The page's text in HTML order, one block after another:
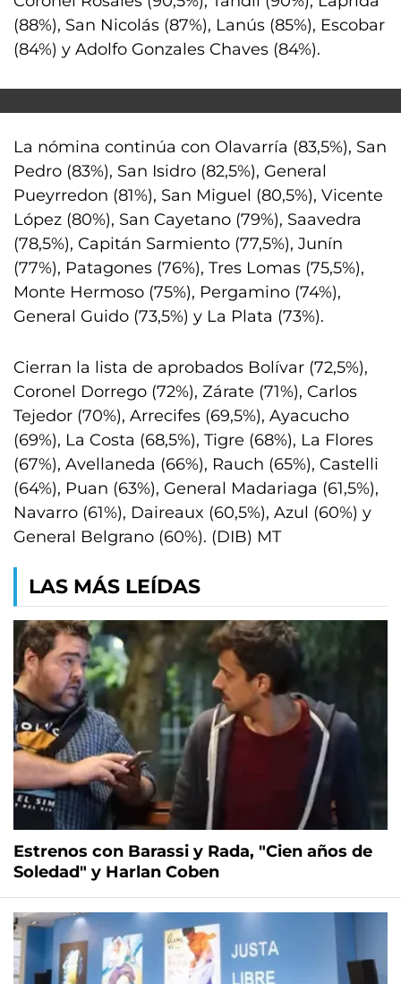
(88%), San Nicolás (87%), Lanús (85%), Escobar
(84%) y Adolfo Gonzales Chaves (84%).
La nómina continúa con Olavarría (83,5%), San
Pedro (83%), San Isidro (82,5%), General
Pueyrredon (81%), San Miguel (80,5%), Vicente
López (80%), San Cayetano (79%), Saavedra
(78,5%), Capitán Sarmiento (77,5%), Junín
(77%), Patagones (76%), Tres Lomas (75,5%),
Monte Hermoso (75%), Pergamino (74%),
General Guido (73,5%) y La Plata (73%).
Cierran la lista de aprobados Bolívar (72,5%),
Coronel Dorrego (72%), Zárate (71%), Carlos
Tejedor (70%), Arrecifes (69,5%), Ayacucho
(69%), La Costa (68,5%), Tigre (68%), La Flores
(67%), Avellaneda (66%), Rauch (65%), Castelli
(64%), Puan (63%), General Madariaga (61,5%),
Navarro (61%), Daireaux (60,5%), Azul (60%) y
General Belgrano (60%). (DIB) MT
LAS MÁS LEÍDAS
Estrenos con Barassi y Rada, "Cien años de
Soledad" y Harlan Coben